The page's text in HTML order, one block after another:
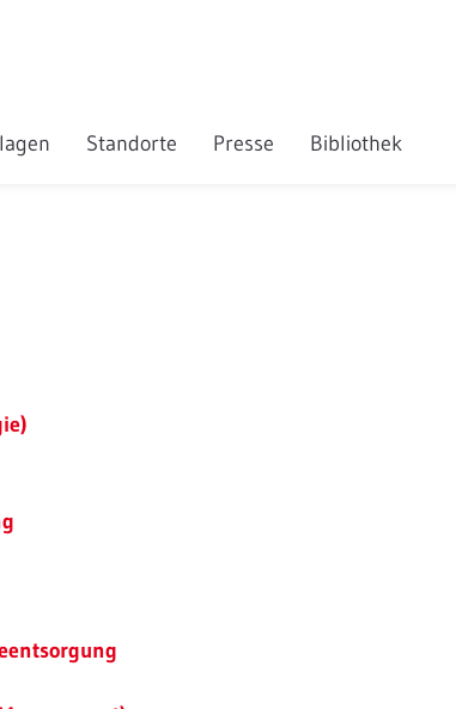
Standorte Presse Bibliothek